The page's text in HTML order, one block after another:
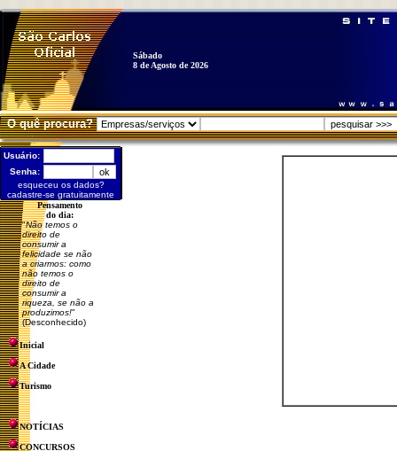
Sábado
8 de Agosto de 2026
O quê procura?
Usuário:
Senha:
esqueceu os dados?
cadastre-se gratuitamente
Pensamento
do dia:
"Não temos o
direito de
consumir a
felicidade se não
a criarmos: como
não temos o
direito de
consumir a
riqueza, se não a
produzimos!"
(Desconhecido)
Inicial
A Cidade
Turismo
NOTÍCIAS
CONCURSOS